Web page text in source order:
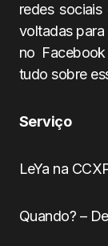
redes
voltadas
no
tudo sobre
Serviço
LeYa na
Quando? –